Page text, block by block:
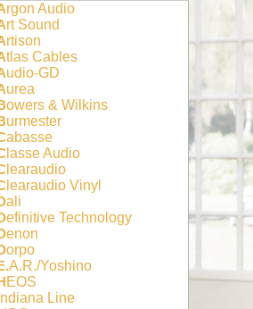
Argon Audio
Art Sound
Artison
Atlas Cables
Audio-GD
Aurea
Bowers & Wilkins
Burmester
Cabasse
Classe Audio
Clearaudio
Clearaudio Vinyl
Dali
Definitive Technology
Denon
Dorpo
E.A.R./Yoshino
HEOS
Indiana Line